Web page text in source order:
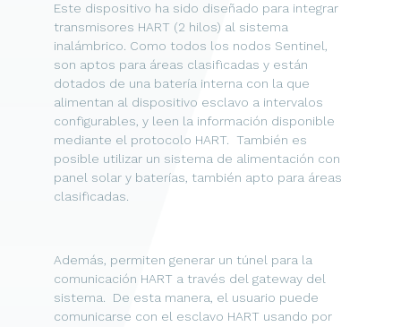
Este dispositivo ha sido diseñado para integrar
transmisores HART (2 hilos) al sistema
inalámbrico. Como todos los nodos Sentinel,
son aptos para áreas clasificadas y están
dotados de una batería interna con la que
alimentan al dispositivo esclavo a intervalos
configurables, y leen la información disponible
mediante el protocolo HART. También es
posible utilizar un sistema de alimentación con
panel solar y baterías, también apto para áreas
clasificadas.
Además, permiten generar un túnel para la
comunicación HART a través del gateway del
sistema. De esta manera, el usuario puede
comunicarse con el esclavo HART usando por